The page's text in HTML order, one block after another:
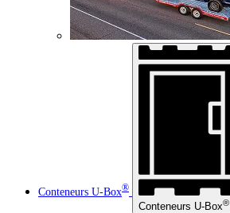
Conteneurs U-Box®
Conteneurs U-Box®